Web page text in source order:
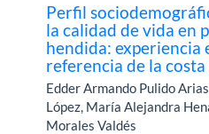
Perfil
la calidad de vida en
hendida: experiencia
referencia de la
Edder Armando Pulido
López, María Alejandra
Morales Valdés